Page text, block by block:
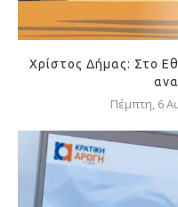
Χρίστος Δήμας: Στο
Πέμπτη, 6